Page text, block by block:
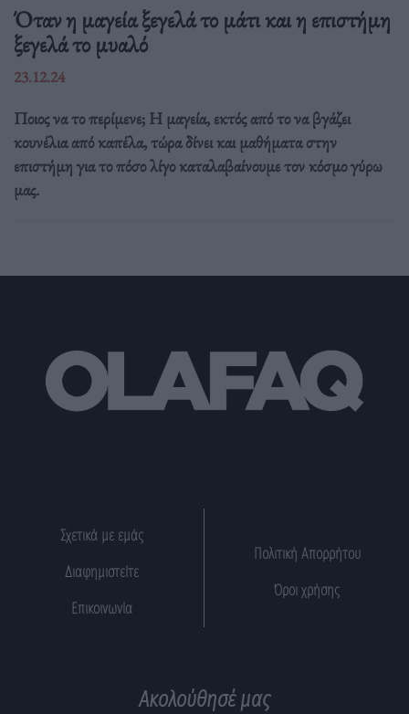
Όταν η μαγεία ξεγελά το μάτι και η επιστήμη
ξεγελά το μυαλό
23.12.24
Ποιος να το περίμενε; Η μαγεία, εκτός από το να βγάζει
κουνέλια από καπέλα, τώρα δίνει και μαθήματα στην
επιστήμη για το πόσο λίγο καταλαβαίνουμε τον κόσμο γύρω
μας.
Σχετικά με εμάς
Διαφημιστείτε
Επικοινωνία
Πολιτική Απορρήτου
Όροι χρήσης
Ακολούθησέ μας